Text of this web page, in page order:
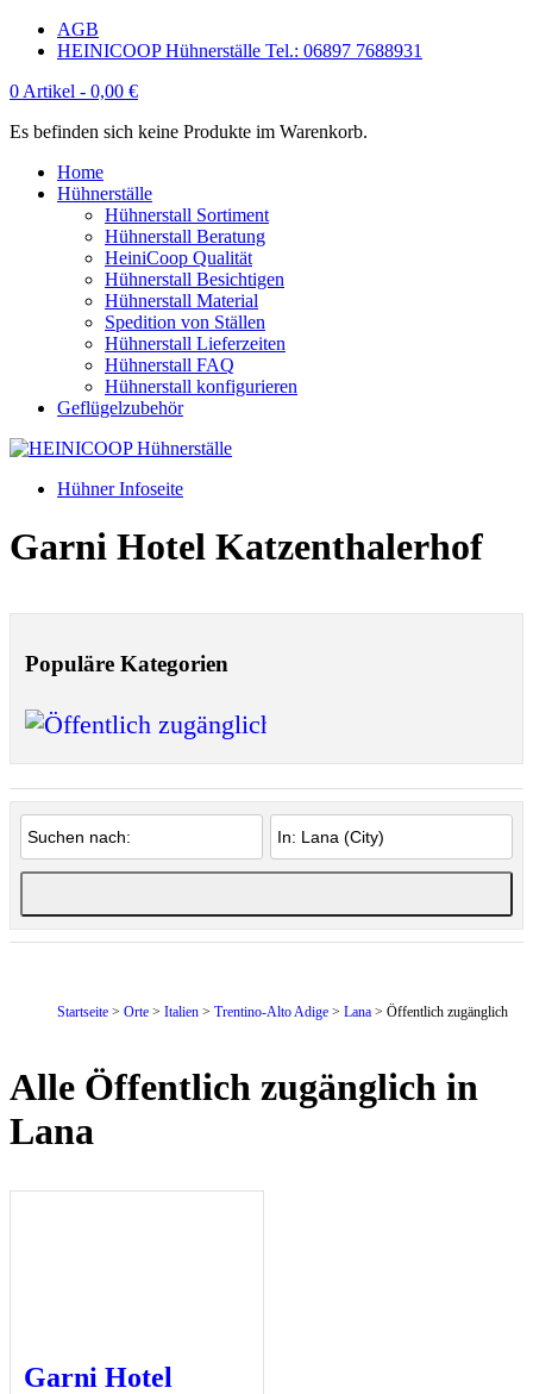
AGB
HEINICOOP Hühnerställe Tel.: 06897 7688931
0 Artikel - 0,00 €
Es befinden sich keine Produkte im Warenkorb.
Home
Hühnerställe
Hühnerstall Sortiment
Hühnerstall Beratung
HeiniCoop Qualität
Hühnerstall Besichtigen
Hühnerstall Material
Spedition von Ställen
Hühnerstall Lieferzeiten
Hühnerstall FAQ
Hühnerstall konfigurieren
Geflügelzubehör
Hühner Infoseite
Garni Hotel Katzenthalerhof
Populäre Kategorien
Startseite > Orte > Italien > Trentino-Alto Adige > Lana > Öffentlich zugänglich
Alle Öffentlich zugänglich in
Lana
Garni Hotel